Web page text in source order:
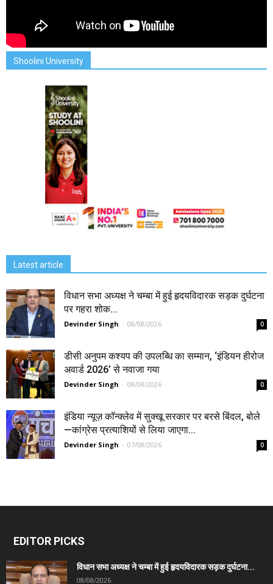
Shoolini University
Latest article
विधान सभा अध्यक्ष ने चम्बा में हुई हृदयविदारक सड़क दुर्घटना
पर गहरा शोक...
Devinder Singh - 08/08/2026 0
डीसी अनुपम कश्यप की उपलब्धि का सम्मान, ‘इंडियन हीरोज
अवार्ड 2026’ से नवाजा गया
Devinder Singh - 08/08/2026 0
इंडिया न्यूज़ कॉन्क्लेव में सुक्खू सरकार पर बरसे बिंदल, बोले
—कांग्रेस प्रत्याशियों से लिया जाएगा...
Devinder Singh - 07/08/2026 0
EDITOR PICKS
विधान सभा अध्यक्ष ने चम्बा में हुई हृदयविदारक सड़क दुर्घटना...
08/08/2026